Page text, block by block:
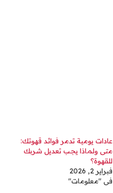
عادات يومية تدمر فوائد قهوتك:
متى ولماذا يجب تعديل شربك
للقهوة؟
فبراير 2, 2026
في "معلومات"